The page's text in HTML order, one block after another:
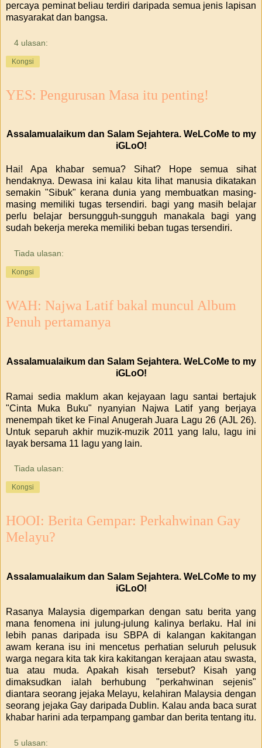
percaya peminat beliau terdiri daripada semua jenis lapisan
masyarakat dan bangsa.
4 ulasan:
Kongsi
YES: Pengurusan Masa itu penting!
Assalamualaikum dan Salam Sejahtera. WeLCoMe to my
iGLoO!
Hai! Apa khabar semua? Sihat? Hope semua sihat
hendaknya. Dewasa ini kalau kita lihat manusia dikatakan
semakin "Sibuk" kerana dunia yang membuatkan masing-
masing memiliki tugas tersendiri. bagi yang masih belajar
perlu belajar bersungguh-sungguh manakala bagi yang
sudah bekerja mereka memiliki beban tugas tersendiri.
Tiada ulasan:
Kongsi
WAH: Najwa Latif bakal muncul Album
Penuh pertamanya
Assalamualaikum dan Salam Sejahtera. WeLCoMe to my
iGLoO!
Ramai sedia maklum akan kejayaan lagu santai bertajuk
"Cinta Muka Buku" nyanyian Najwa Latif yang berjaya
menempah tiket ke Final Anugerah Juara Lagu 26 (AJL 26).
Untuk separuh akhir muzik-muzik 2011 yang lalu, lagu ini
layak bersama 11 lagu yang lain.
Tiada ulasan:
Kongsi
HOOI: Berita Gempar: Perkahwinan Gay
Melayu?
Assalamualaikum dan Salam Sejahtera. WeLCoMe to my
iGLoO!
Rasanya Malaysia digemparkan dengan satu berita yang
mana fenomena ini julung-julung kalinya berlaku. Hal ini
lebih panas daripada isu SBPA di kalangan kakitangan
awam kerana isu ini mencetus perhatian seluruh pelusuk
warga negara kita tak kira kakitangan kerajaan atau swasta,
tua atau muda. Apakah kisah tersebut? Kisah yang
dimaksudkan ialah berhubung "perkahwinan sejenis"
diantara seorang jejaka Melayu, kelahiran Malaysia dengan
seorang jejaka Gay daripada Dublin. Kalau anda baca surat
khabar harini ada terpampang gambar dan berita tentang itu.
5 ulasan: